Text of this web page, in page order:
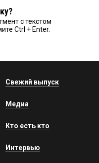
с текстом
Ctrl + Enter.
Свежий выпуск
Медиа
Кто есть кто
Интервью